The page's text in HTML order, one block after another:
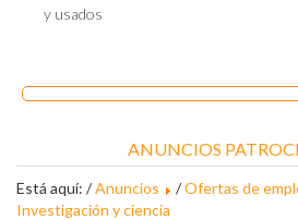
y usados
ANUNCIOS
Está aquí: /Anuncios /Ofertas de
Investigación y ciencia